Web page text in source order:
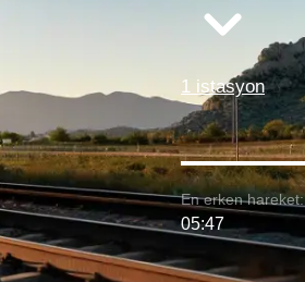
1 istasyon
En erken hareket:
05:47